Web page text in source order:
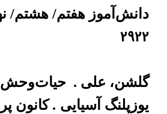
دانش‌آموز هفتم/ هشتم/ نهم
2922
گلشن، علی . حیات‌وحش
یوزپلنگ آسیایی . کانون